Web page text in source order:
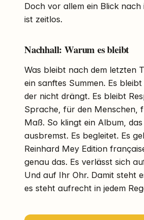
Doch vor allem ein Blick nach
ist zeitlos.
Nachhall: Warum es bleibt
Was bleibt nach dem letzten
ein sanftes Summen. Es bleibt
der nicht drängt. Es bleibt
Sprache, für den Menschen,
Maß. So klingt ein Album,
ausbremst. Es begleitet. Es
Reinhard Mey Edition
genau das. Es verlässt sich
Und auf Ihr Ohr. Damit steht
es steht aufrecht in jedem